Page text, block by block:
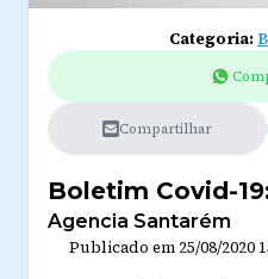
Categoria:
Compartilhar
Boletim Covid-
Agencia Santarém
Publicado em 25/08/2020